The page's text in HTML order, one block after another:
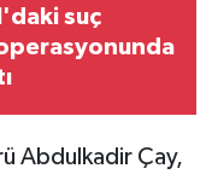
suç
Abdulkadir Çay,